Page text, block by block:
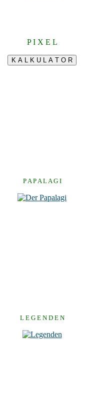
P I X E L
P A P A L A G I
L E G E N D E N